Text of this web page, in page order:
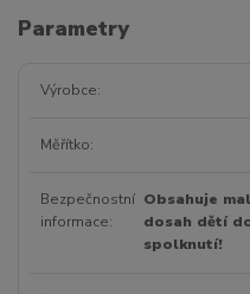
Parametry
Výrobce
Měřítko
Bezpečnostní
informace
Obsahuje
dosah dětí
spolknutí!